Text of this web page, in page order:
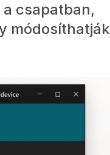
csapatban,
módosíthatják